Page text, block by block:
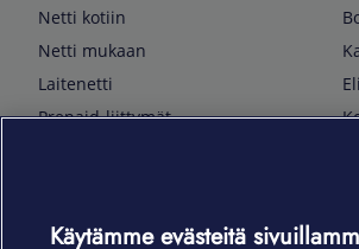
Netti kotiin
Netti mukaan
Laitenetti
Prepaid-liittymät
Käytämme evästeitä